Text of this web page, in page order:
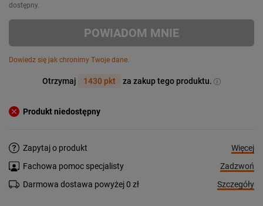
dostępny.
POWIADOM MNIE
Dowiedz się jak chronimy Twoje dane.
Otrzymaj 1430 pkt za zakup tego produktu.
Produkt niedostępny
Zapytaj o produkt
Więcej
Fachowa pomoc specjalisty
Zadzwoń
Darmowa dostawa powyżej 0 zł
Szczegóły